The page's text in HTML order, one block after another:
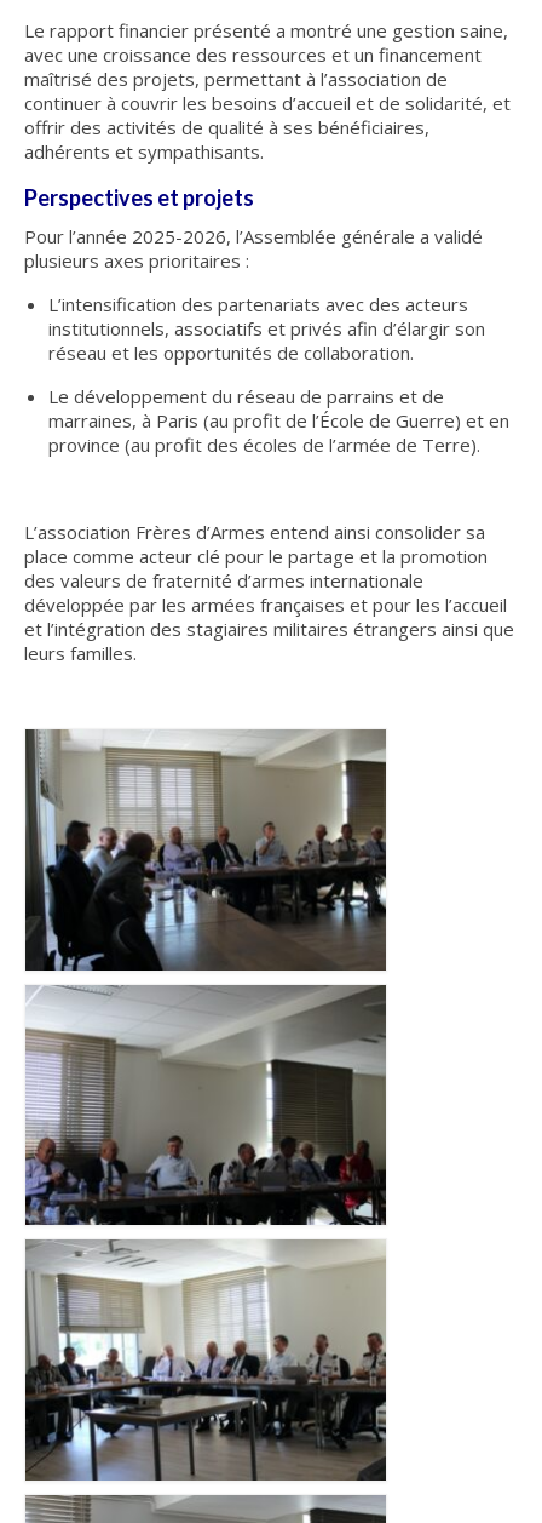
INFO n°11 – NOVEMBRE 2024
Nos publications
Le guide d’accueil des stagiaires
Guide des Relations Internationales de Défense
Le Bulletin d’information et de liaison
Méconnus)
Actualités
Informations générales
Agenda
Prix Frères d’Armes
Parrainages
Déjeuners-Rencontres
ACOLIA
ACOLIA – Save the date : vendredi 30 janvier
2026
Club de l’interculturalité
Développer la compétence interculturelle
L’approche de la psychologie interculturelle:
de quoi parlons-nous ?
Articles de l’interculturalité
Le rapport financier présenté a montré une gestion saine,
avec une croissance des ressources et un financement
maîtrisé des projets, permettant à l’association de
continuer à couvrir les besoins d’accueil et de solidarité, et
offrir des activités de qualité à ses bénéficiaires,
adhérents et sympathisants.
Perspectives et projets
Pour l’année 2025-2026, l’Assemblée générale a validé
plusieurs axes prioritaires :
L’intensification des partenariats avec des acteurs
institutionnels, associatifs et privés afin d’élargir son
réseau et les opportunités de collaboration.
Le développement du réseau de parrains et de
marraines, à Paris (au profit de l’École de Guerre) et en
province (au profit des écoles de l’armée de Terre).
L’association Frères d’Armes entend ainsi consolider sa
place comme acteur clé pour le partage et la promotion
des valeurs de fraternité d’armes internationale
développée par les armées françaises et pour les l’accueil
et l’intégration des stagiaires militaires étrangers ainsi que
leurs familles.